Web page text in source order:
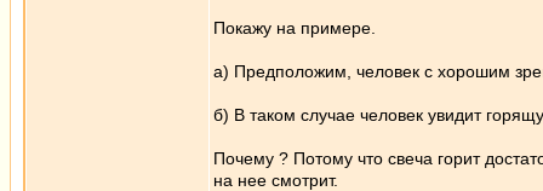
Покажу на примере.
а) Предположим, человек с хорошим
б) В таком случае человек увидит
Почему ? Потому что свеча горит
на нее смотрит.